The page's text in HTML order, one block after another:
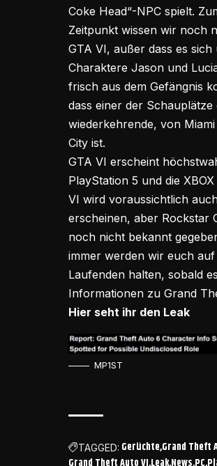
Coke Head“-NPC spielt.
Zeitpunkt wissen wir noch
GTA VI, außer dass es sich
Charaktere Jason und
frisch aus dem Gefängnis
dass einer der Schauplätze
wiederkehrende, von
City ist.
GTA VI erscheint
PlayStation 5 und die
VI wird voraussichtlich
erscheinen, aber Rockstar
noch nicht bekannt
immer werden wir euch auf
Laufenden halten, sobald
Informationen zu Grand
Hier seht ihr den Leak
MP1ST
TAGGED: Gerüchte Grand Theft